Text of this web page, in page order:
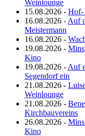
Weinlounge
15.08.2026 - Hof-
16.08.2026 - Auf
Meistermann
16.08.2026 -
19.08.2026 -
Kino
19.08.2026 - Auf
Segendorf ein
21.08.2026 -
Weinlounge
21.08.2026 -
Kirchbauvereins
26.08.2026 -
Kino